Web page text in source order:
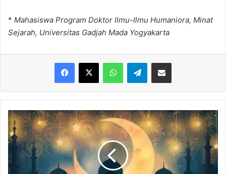
* Mahasiswa Program Doktor Ilmu-Ilmu Humaniora, Minat
Sejarah, Universitas Gadjah Mada Yogyakarta
Facebook
X WhatsAppTelegramShare via Email
Bulan
Ramadhan
Bulan
Pendidikan
Keluarga